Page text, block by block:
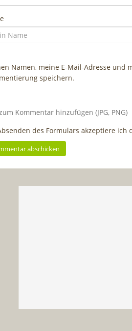
Namen, meine E-Mail-Adresse und
speichern.
Kommentar hinzufügen (JPG, PNG)
des Formulars akzeptiere ich